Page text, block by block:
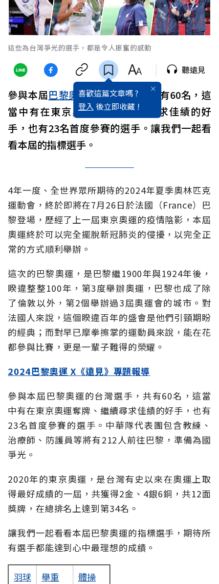
這些為台灣爭光的選手，都是令人振奮的感動
喜歡這篇文章嗎 ?
登入 後立即收藏 !
聽遠見
參與本屆巴黎奧運的台灣選手，共有60名，這
當中有在東京奧運奪牌、繼續尋求佳績的好
手，也有23名首度參賽的選手。讓我們一起看
看本屆的指標選手。
4年一度、全世界眾所期待的2024年夏季奧林匹克
運動會，終於即將在7月26日於法國（France）巴
黎登場，歷經了上一屆東京奧運的疫情陰影，本屆
奧運終於可以完全擺脫新冠肺炎的侵擾，以完全正
常的方式順利舉辦。
這次的巴黎奧運，是巴黎繼1900年與1924年後，
睽違整整100年，第3度舉辦奧運，巴黎也成了除
了倫敦以外，第2個舉辦過3屆奧運會的城市。對
法國人來說，這個睽違百年的盛會是他們引頸期盼
的經典；而對早已摩拳擦掌的運動員來說，能在花
都參與比賽，更是一輩子難得的榮耀。
2024巴黎奧運 X《遠見》專題報導
參與本屆巴黎奧運的台灣選手，共有60名，這當
中有在東京奧運奪牌、繼續尋求佳績的好手，也有
23名首度參賽的選手。中華隊代表團包含教練、
治療師、防護員等將有212人前往巴黎，準備為國
爭光。
2020年的東京奧運，是台灣有史以來在奧運上取
得最好成績的一屆，共獲得2金、4銀6銅，共12面
獎牌，在總排名上達到第34名。
讓我們一起看看本屆巴黎奧運的指標選手，期待所
有選手都能達到心中最理想的成績。
羽球 舉重
體操